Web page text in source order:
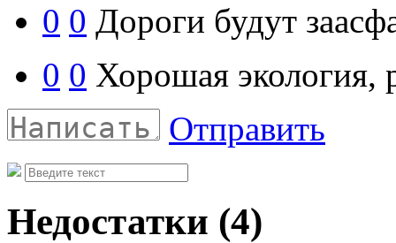
0 0 Дороги будут
0 0 Хорошая экология,
Отправить
Недостатки (4)